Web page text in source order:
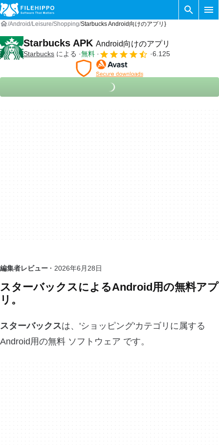
Android Leisure Shopping Starbucks Android向けのアプリ}
Starbucks APK Android向けのアプリ
Starbucks による 無料 6.125
編集者レビュー · 2026年6月28日
スターバックスによるAndroid用の無料アプ
リ。
スターバックスは、'ショッピング'カテゴリに属する
Android用の無料 ソフトウェア です。